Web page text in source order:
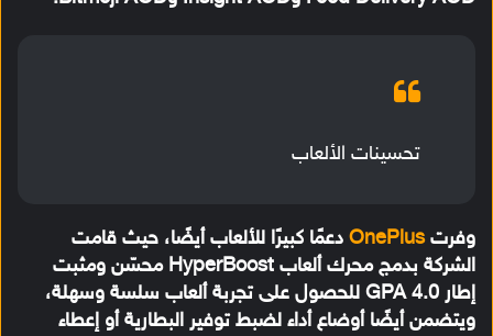
تحسينات الألعاب
وفرتOnePlus دعمًا كبيرًا للألعاب أيضًا، حيث قامت
الشركة بدمج محرك ألعاب HyperBoost محسّن ومثبت
إطار GPA 4.0 للحصول على تجربة ألعاب سلسة وسهلة،
ويتضمن أيضًا أوضاع أداء لضبط توفير البطارية أو إعطاء